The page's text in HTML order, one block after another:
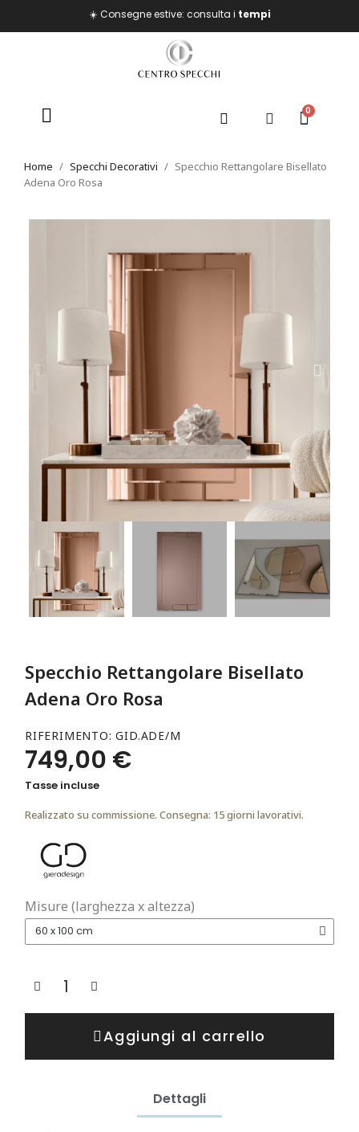
☀️ Consegne estive: consulta i tempi
Home Specchi Decorativi
Specchio Rettangolare Bisellato
Adena Oro Rosa
Specchio Rettangolare Bisellato
Adena Oro Rosa
RIFERIMENTO GID.ADE/M
749,00 €
Tasse incluse
Realizzato su commissione. Consegna: 15 giorni lavorativi.
Misure (larghezza x altezza)
Aggiungi al carrello
Dettagli